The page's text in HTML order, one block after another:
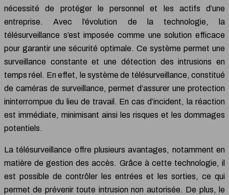
nécessité de protéger le personnel et les actifs d’une
entreprise. Avec l’évolution de la technologie, la
télésurveillance s’est imposée comme une solution efficace
pour garantir une sécurité optimale. Ce système permet une
surveillance constante et une détection des intrusions en
temps réel. En effet, le système de télésurveillance, constitué
de caméras de surveillance, permet d’assurer une protection
ininterrompue du lieu de travail. En cas d’incident, la réaction
est immédiate, minimisant ainsi les risques et les dommages
potentiels.
La télésurveillance offre plusieurs avantages, notamment en
matière de gestion des accès. Grâce à cette technologie, il
est possible de contrôler les entrées et les sorties, ce qui
permet de prévenir toute intrusion non autorisée. De plus, le